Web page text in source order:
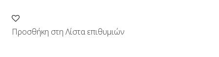
Προσθήκη στη Λίστα επιθυμιών